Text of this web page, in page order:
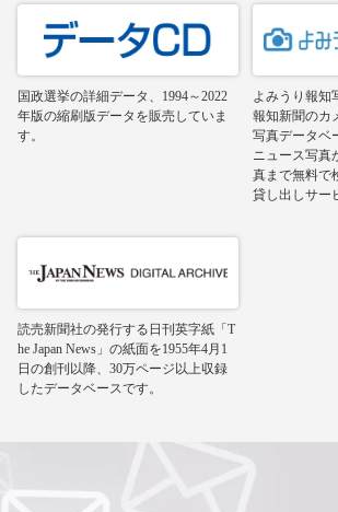
国政選挙の詳細データ、1994～2022
年版の縮刷版データを販売していま
す。
よみうり報知
報知新聞のカ
写真データベ
ニュース写真
真まで無料で
貸し出しサー
読売新聞社の発行する日刊英字紙「T
he Japan News」の紙面を1955年4月1
日の創刊以降、30万ページ以上収録
したデータベースです。